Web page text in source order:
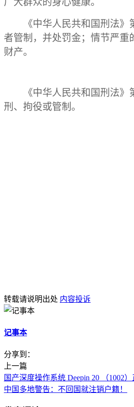
《中华人民共和国刑法
者管制，并处罚金；情节严
财产。
《中华人民共和国刑法
刑、拘役或管制。
转载请说明出处 内容投诉
记事本
分享到：
上一篇
国产深度操作系统 Deepin 20 （1002
中国多地警告：不回国就注销户籍！